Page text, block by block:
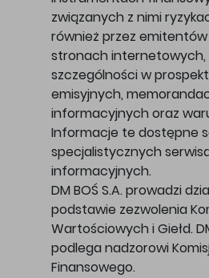
związanych z nimi
również przez
stronach internetowych,
szczególności w
emisyjnych,
informacyjnych oraz
Informacje te dostępne
specjalistycznych
informacyjnych.
DM BOŚ S.A. prowadzi
podstawie zezwolenia
Wartościowych i Giełd.
podlega nadzorowi
Finansowego.